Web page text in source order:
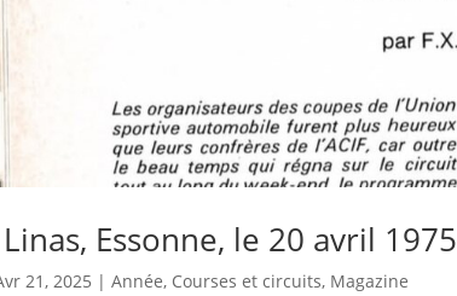
Essonne, le 20 avril 1975
21, 2025 |Année, Courses et circuits, Magazine